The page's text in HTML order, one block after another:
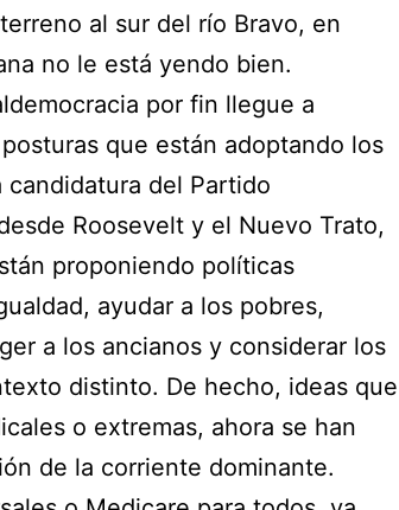
al sur del río Bravo, en
no le está yendo bien.
por fin llegue a
que están adoptando los
del Partido
Roosevelt y el Nuevo Trato,
proponiendo políticas
ayudar a los pobres,
a los ancianos y considerar los
distinto. De hecho, ideas que
o extremas, ahora se han
de la corriente dominante.